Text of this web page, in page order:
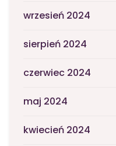
wrzesień 2024
sierpień 2024
czerwiec 2024
maj 2024
kwiecień 2024